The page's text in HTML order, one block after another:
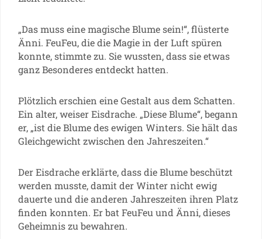
„Das muss eine magische Blume sein!“, flüsterte
Änni. FeuFeu, die die Magie in der Luft spüren
konnte, stimmte zu. Sie wussten, dass sie etwas
ganz Besonderes entdeckt hatten.
Plötzlich erschien eine Gestalt aus dem Schatten.
Ein alter, weiser Eisdrache. „Diese Blume“, begann
er, „ist die Blume des ewigen Winters. Sie hält das
Gleichgewicht zwischen den Jahreszeiten.“
Der Eisdrache erklärte, dass die Blume beschützt
werden musste, damit der Winter nicht ewig
dauerte und die anderen Jahreszeiten ihren Platz
finden konnten. Er bat FeuFeu und Änni, dieses
Geheimnis zu bewahren.